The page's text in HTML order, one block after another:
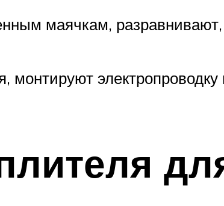
маячкам,
монтируют